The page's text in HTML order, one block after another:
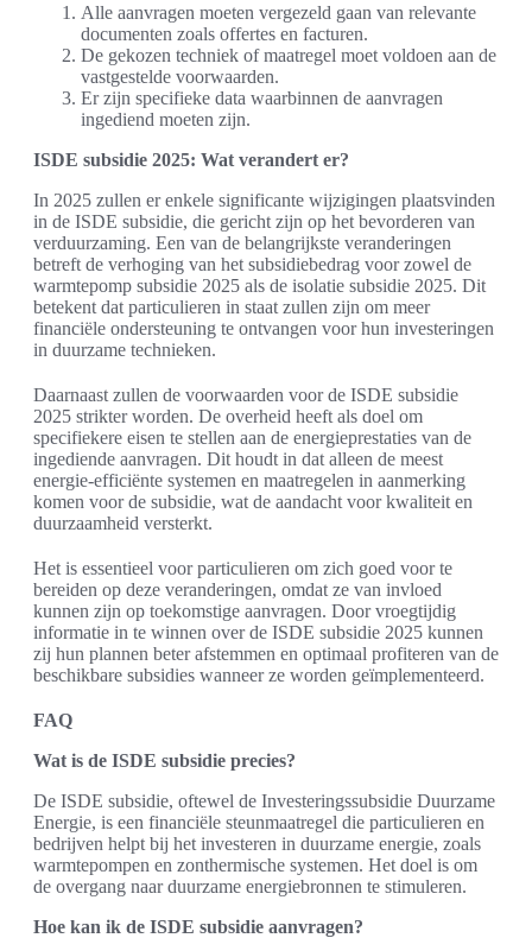
Alle aanvragen moeten vergezeld gaan van relevante
documenten zoals offertes en facturen.
De gekozen techniek of maatregel moet voldoen aan de
vastgestelde voorwaarden.
Er zijn specifieke data waarbinnen de aanvragen
ingediend moeten zijn.
ISDE subsidie 2025: Wat verandert er?
In 2025 zullen er enkele significante wijzigingen plaatsvinden
in de ISDE subsidie, die gericht zijn op het bevorderen van
verduurzaming. Een van de belangrijkste veranderingen
betreft de verhoging van het subsidiebedrag voor zowel de
warmtepomp subsidie 2025 als de isolatie subsidie 2025. Dit
betekent dat particulieren in staat zullen zijn om meer
financiële ondersteuning te ontvangen voor hun investeringen
in duurzame technieken.
Daarnaast zullen de voorwaarden voor de ISDE subsidie
2025 strikter worden. De overheid heeft als doel om
specifiekere eisen te stellen aan de energieprestaties van de
ingediende aanvragen. Dit houdt in dat alleen de meest
energie-efficiënte systemen en maatregelen in aanmerking
komen voor de subsidie, wat de aandacht voor kwaliteit en
duurzaamheid versterkt.
Het is essentieel voor particulieren om zich goed voor te
bereiden op deze veranderingen, omdat ze van invloed
kunnen zijn op toekomstige aanvragen. Door vroegtijdig
informatie in te winnen over de ISDE subsidie 2025 kunnen
zij hun plannen beter afstemmen en optimaal profiteren van de
beschikbare subsidies wanneer ze worden geïmplementeerd.
FAQ
Wat is de ISDE subsidie precies?
De ISDE subsidie, oftewel de Investeringssubsidie Duurzame
Energie, is een financiële steunmaatregel die particulieren en
bedrijven helpt bij het investeren in duurzame energie, zoals
warmtepompen en zonthermische systemen. Het doel is om
de overgang naar duurzame energiebronnen te stimuleren.
Hoe kan ik de ISDE subsidie aanvragen?